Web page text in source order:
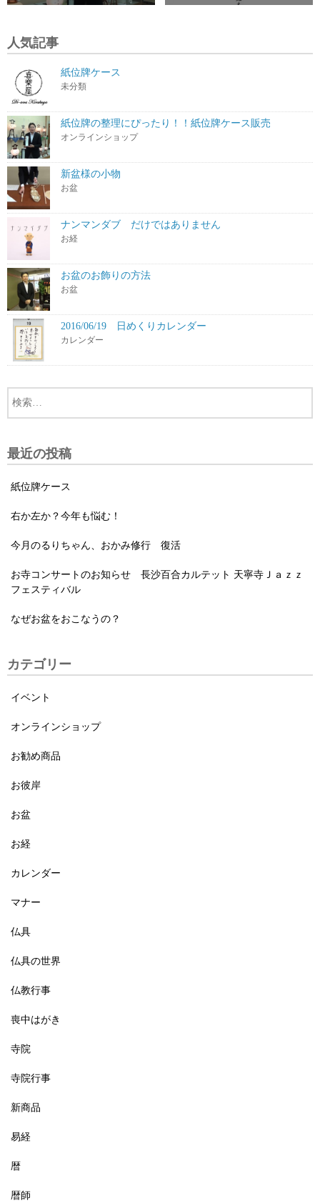
人気記事
紙位牌ケース
未分類
紙位牌の整理にぴったり！！紙位牌ケース販売
オンラインショップ
新盆様の小物
お盆
ナンマンダブ だけではありません
お経
お盆のお飾りの方法
お盆
2016/06/19 日めくりカレンダー
カレンダー
最近の投稿
紙位牌ケース
右か左か？今年も悩む！
今月のるりちゃん、おかみ修行 復活
お寺コンサートのお知らせ 長沙百合カルテット 天寧寺Ｊａｚｚ
フェスティバル
なぜお盆をおこなうの？
カテゴリー
イベント
オンラインショップ
お勧め商品
お彼岸
お盆
お経
カレンダー
マナー
仏具
仏具の世界
仏教行事
喪中はがき
寺院
寺院行事
新商品
易経
暦
暦師